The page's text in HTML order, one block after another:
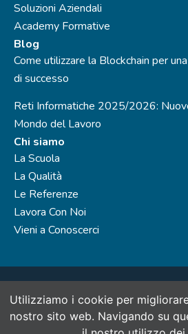
Soluzioni Aziendali
Academy Formative
Blog
Come utilizzare la Blockchain per
di successo
Reti Informatiche 2025/2026:
Mondo del Lavoro
Chi siamo
La Scuola
La Qualità
Le Referenze
Lavora Con Noi
Vieni a Conoscerci
SinerVis Consulting S.r.l., società del
- P.IVA 07888960965
Capitale sociale 30.000 € i.v. Ente di
Utilizziamo i cookie per
nostro sito web. Navigando su